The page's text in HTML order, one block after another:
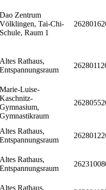
Dao Zentrum
Völklingen, Tai-Chi-
Schule, Raum 1
Altes Rathaus,
Entspannungsraum
Marie-Luise-
Kaschnitz-
Gymnasium,
Gymnastikraum
Altes Rathaus,
Entspannungsraum
Altes Rathaus,
Entspannungsraum
Altes Rathaus,